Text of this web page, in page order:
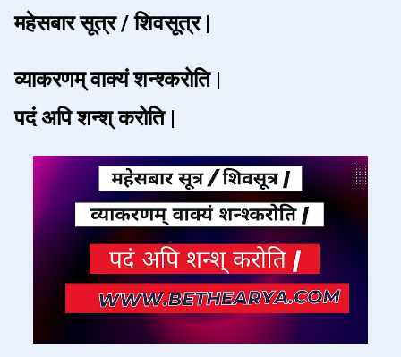
महेसबार सूत्र / शिवसूत्र |
व्याकरणम् वाक्यं शन्श्करोति |
पदं अपि शन्श् करोति |